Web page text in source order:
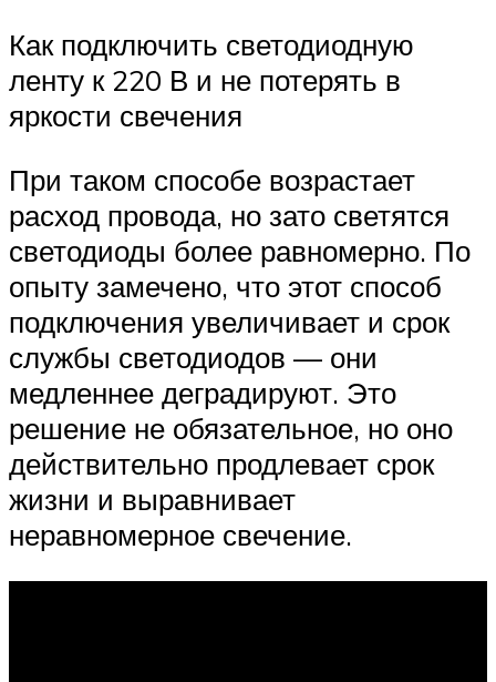
Как подключить светодиодную
ленту к 220 В и не потерять в
яркости свечения
При таком способе возрастает
расход провода, но зато светятся
светодиоды более равномерно. По
опыту замечено, что этот способ
подключения увеличивает и срок
службы светодиодов — они
медленнее деградируют. Это
решение не обязательное, но оно
действительно продлевает срок
жизни и выравнивает
неравномерное свечение.